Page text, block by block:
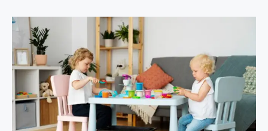
Buanderie
Idées
de
Rénovation
pour
un
Espace